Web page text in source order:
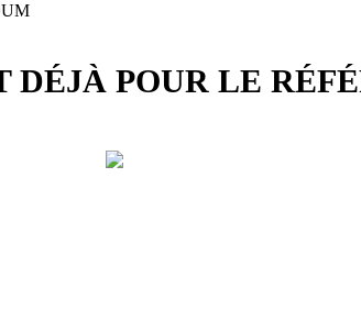
DÉJÀ POUR LE